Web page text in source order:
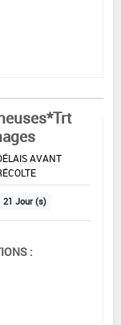
AVANT
21 Jour (s)
: